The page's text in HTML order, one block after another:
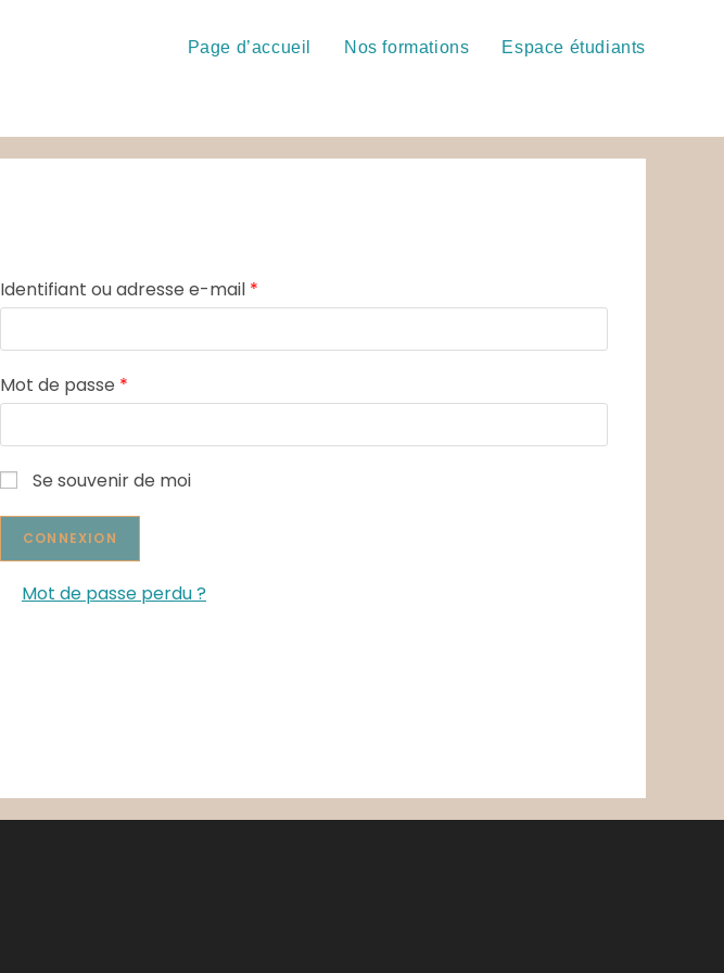
Page d’accueil Nos formations Espace étudiants
Identifiant ou adresse e-mail *
Mot de passe *
Se souvenir de moi
Mot de passe perdu ?